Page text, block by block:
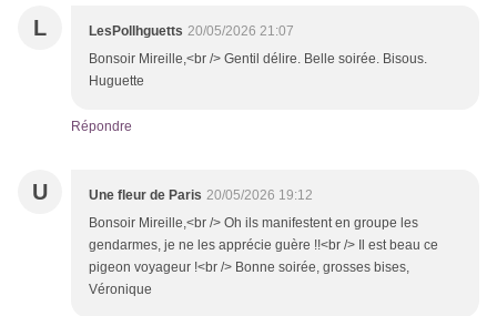
L LesPollhguetts 20/05/2026 21:07
Bonsoir Mireille,<br /> Gentil délire. Belle soirée. Bisous.
Huguette
Répondre
U Une fleur de Paris 20/05/2026 19:12
Bonsoir Mireille,<br /> Oh ils manifestent en groupe les
gendarmes, je ne les apprécie guère !!<br /> Il est beau ce
pigeon voyageur !<br /> Bonne soirée, grosses bises,
Véronique